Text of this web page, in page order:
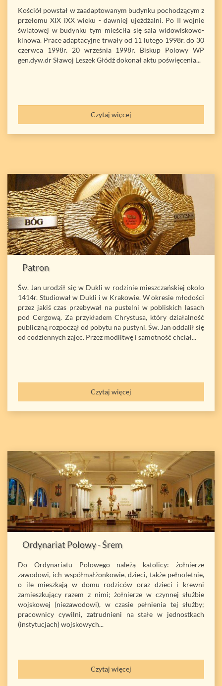
Kościół powstał w zaadaptowanym budynku pochodzącym z
przełomu XIX iXX wieku - dawniej ujeżdżalni. Po II wojnie
światowej w budynku tym mieściła się sala widowiskowo-
kinowa. Prace adaptacyjne trwały od 11 lutego 1998r. do 30
czerwca 1998r. 20 września 1998r. Biskup Polowy WP
gen.dyw.dr Sławoj Leszek Głódź dokonał aktu poświęcenia...
Czytaj więcej
Patron
Św. Jan urodził się w Dukli w rodzinie mieszczańskiej okolo
1414r. Studiował w Dukli i w Krakowie. W okresie młodości
przez jakiś czas przebywał na pustelni w pobliskich lasach
pod Cergową. Za przykładem Chrystusa, który działalność
publiczną rozpoczął od pobytu na pustyni. Św. Jan oddalił się
od codziennych zajec. Przez modlitwę i samotność chciał...
Czytaj więcej
Ordynariat Polowy - Śrem
Do Ordynariatu Polowego należą katolicy: żołnierze
zawodowi, ich współmałżonkowie, dzieci, także pełnoletnie,
o ile mieszkają w domu rodziców oraz dzieci i krewni
zamieszkujący razem z nimi; żołnierze w czynnej służbie
wojskowej (niezawodowi), w czasie pełnienia tej służby;
pracownicy cywilni, zatrudnieni na stałe w jednostkach
(instytucjach) wojskowych...
Czytaj więcej